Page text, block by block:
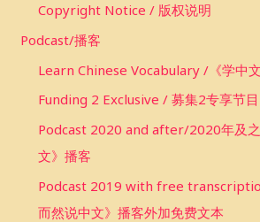
Copyright Notice / 版权说明
Podcast/播客
Learn Chinese Vocabulary /《学中文
Funding 2 Exclusive / 募集2专享节目
Podcast 2020 and after/2020年及
文》播客
Podcast 2019 with free
而然说中文》播客外加免费文本